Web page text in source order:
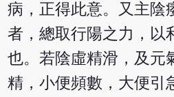
病，正得此意。又主陰
者，總取行陽之力，以
也。若陰虛精滑，及元
精，小便頻數，大便引